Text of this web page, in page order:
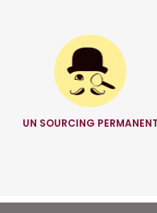
UN SOURCING PERMANENT